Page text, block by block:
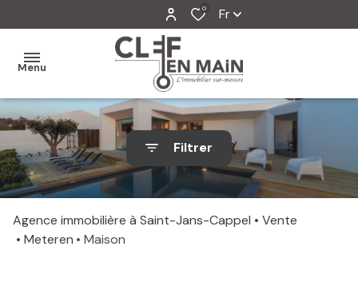
0 Fr
Menu
MON
AGENCE
MES
VENTES
MES
Filtrer
Agence immobilière à Saint-Jans-Cappel
Vente
Meteren
Maison